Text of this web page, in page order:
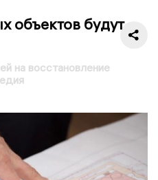
объектов будут
на восстановление